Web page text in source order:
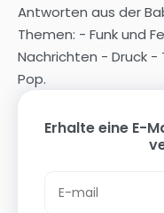
Antworten aus der
Themen: - Funk und
Nachrichten - Druck -
Pop.
Erhalte eine E-